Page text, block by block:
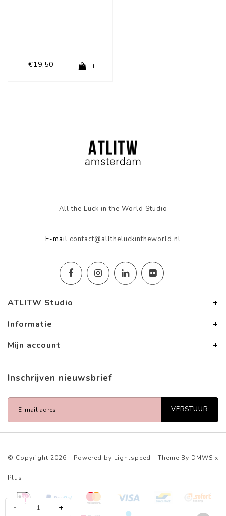
- +
€19,50 +
All the Luck in the World Studio
E-mail contact@alltheluckintheworld.nl
ATLITW Studio
Informatie
Mijn account
Inschrijven nieuwsbrief
VERSTUUR
© Copyright 2026 - Powered by Lightspeed - Theme By DMWS x
Plus+